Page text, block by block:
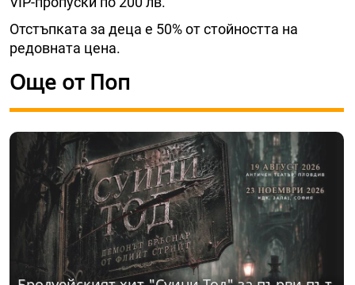
Отстъпката за деца е 50% от стойността на
редовната цена.
Още от Поп